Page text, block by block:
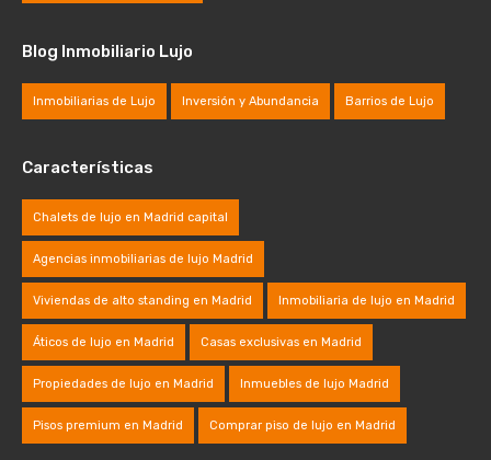
Blog Inmobiliario Lujo
Inmobiliarias de Lujo Inversión y Abundancia Barrios de Lujo
Características
Chalets de lujo en Madrid capital
Agencias inmobiliarias de lujo Madrid
Viviendas de alto standing en Madrid Inmobiliaria de lujo en Madrid
Áticos de lujo en Madrid Casas exclusivas en Madrid
Propiedades de lujo en Madrid Inmuebles de lujo Madrid
Pisos premium en Madrid Comprar piso de lujo en Madrid